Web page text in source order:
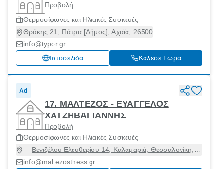
Προβολή
Θερμοσίφωνες και Ηλιακές Συσκευές
Θράκης 21, Πάτρα [Δήμος], Αχαϊα, 26500
info@typor.gr
Ιστοσελίδα
Κάλεσε Τώρα
Ad
17. ΜΑΛΤΕΖΟΣ - ΕΥΑΓΓΕΛΟΣ
ΧΑΤΖΗΒΑΓΙΑΝΝΗΣ
Προβολή
Θερμοσίφωνες και Ηλιακές Συσκευές
Βενιζέλου Ελευθερίου 14, Καλαμαριά, Θεσσαλονίκη,
info@maltezosthess.gr